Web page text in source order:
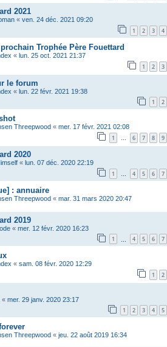
2021
« ven. 24 déc. 2021 09:20
1 2 3 4
Trophée Père Fouettard
« lun. 25 oct. 2021 21:37
1 2 3
le forum
« lun. 22 févr. 2021 19:38
1 2
Threepwood « mer. 17 févr. 2021 02:08
1 … 6 7 8 9
2020
« lun. 07 déc. 2020 22:19
1 … 4 5 6 7
: annuaire
Threepwood « mar. 31 mars 2020 20:47
2019
« mer. 12 févr. 2020 16:23
1 4 5 6 7
« sam. 08 févr. 2020 12:29
1 2
« mer. 29 janv. 2020 23:17
1 2 3 4 5
Threepwood « jeu. 22 août 2019 16:34